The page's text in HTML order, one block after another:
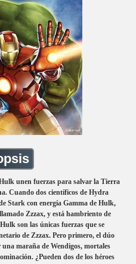
unen fuerzas para salvar la Tierra
Cuando dos científicos de Hydra
Stark con energía Gamma de Hulk,
Zzzax, y está hambriento de
son las únicas fuerzas que se
de Zzzax. Pero primero, el dúo
maraña de Wendigos, mortales
¿Pueden dos de los héroes